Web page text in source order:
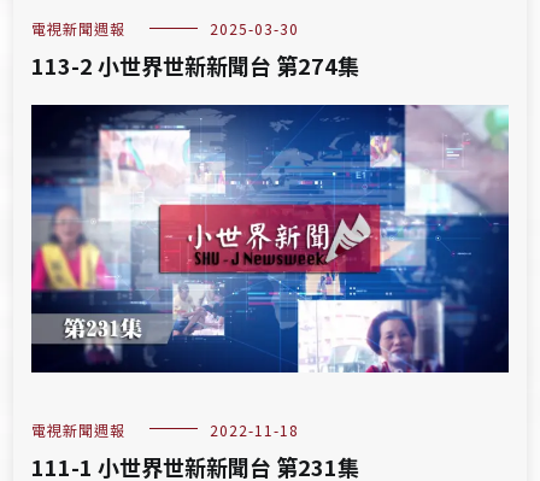
電視新聞週報 2025-03-30
113-2 小世界世新新聞台 第274集
電視新聞週報 2022-11-18
111-1 小世界世新新聞台 第231集